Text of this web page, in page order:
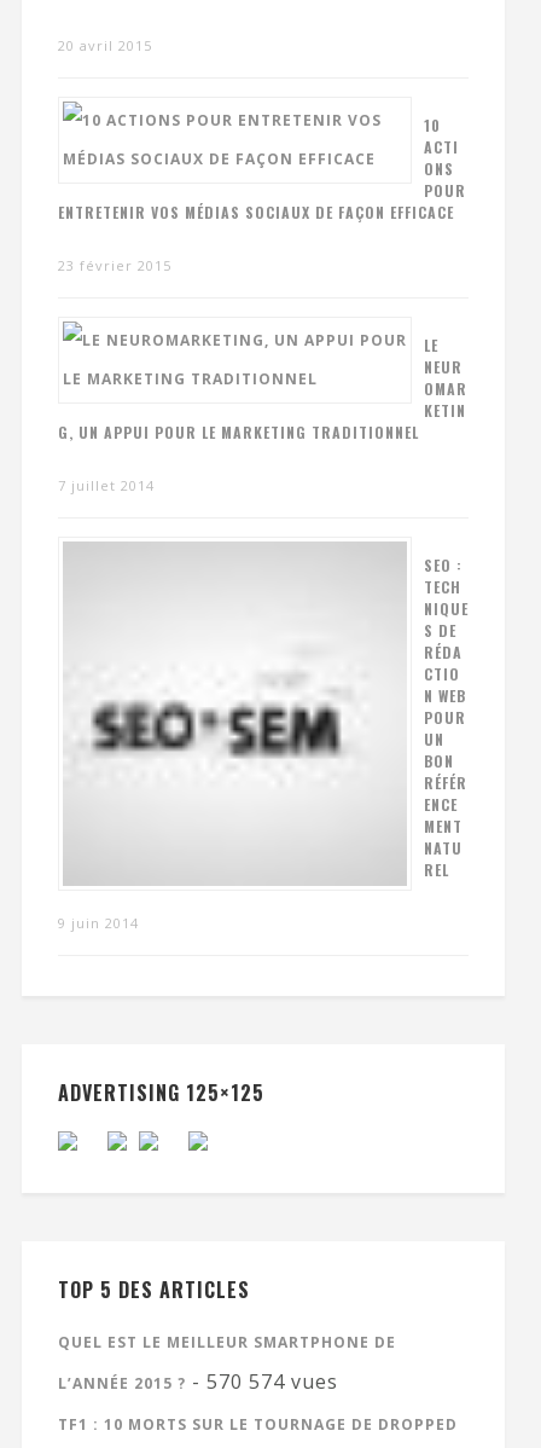
20 avril 2015
10
ACTI
ONS
POUR
ENTRETENIR VOS MÉDIAS SOCIAUX DE FAÇON EFFICACE
23 février 2015
LE
NEUR
OMAR
KETIN
G, UN APPUI POUR LE MARKETING TRADITIONNEL
7 juillet 2014
SEO :
TECH
NIQUE
S DE
RÉDA
CTIO
N WEB
POUR
UN
BON
RÉFÉR
ENCE
MENT
NATU
REL
9 juin 2014
ADVERTISING 125×125
TOP 5 DES ARTICLES
QUEL EST LE MEILLEUR SMARTPHONE DE
L’ANNÉE 2015 ? - 570 574 vues
TF1 : 10 MORTS SUR LE TOURNAGE DE DROPPED